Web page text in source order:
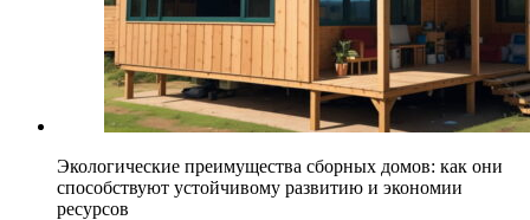
Экологические преимущества сборных домов: как они
способствуют устойчивому развитию и экономии
ресурсов